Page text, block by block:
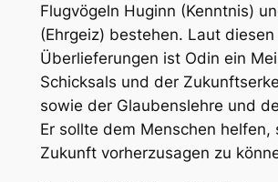
Flugvögeln Huginn (Kenntnis)
(Ehrgeiz) bestehen. Laut diesen
Überlieferungen ist Odin ein
Schicksals und der
sowie der Glaubenslehre und
Er sollte dem Menschen helfen,
Zukunft vorherzusagen zu